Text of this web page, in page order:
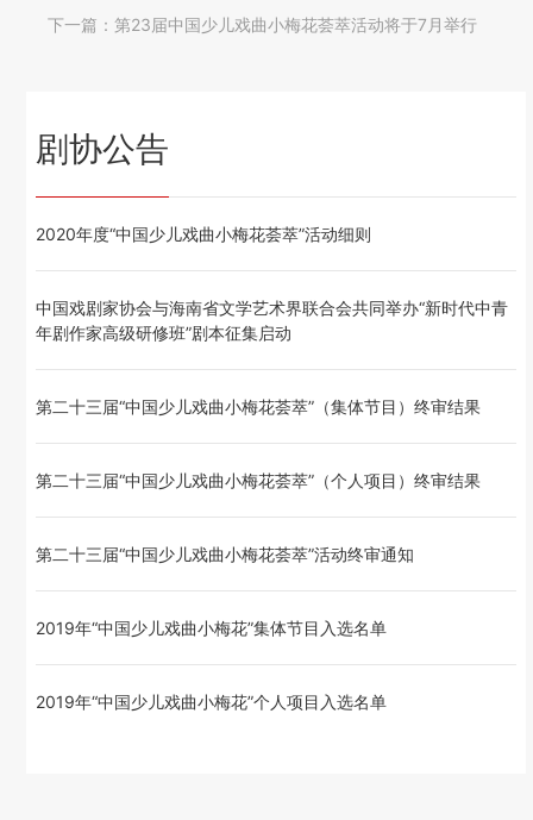
下一篇：第23届中国少儿戏曲小梅花荟萃活动将于7月举行​
剧协公告
2020年度“中国少儿戏曲小梅花荟萃”活动细则
中国戏剧家协会与海南省文学艺术界联合会共同举办“新时代中青
年剧作家高级研修班”剧本征集启动
第二十三届“中国少儿戏曲小梅花荟萃”（集体节目）终审结果
第二十三届“中国少儿戏曲小梅花荟萃”（个人项目）终审结果
第二十三届“中国少儿戏曲小梅花荟萃”活动终审通知
2019年“中国少儿戏曲小梅花”集体节目入选名单
2019年“中国少儿戏曲小梅花”个人项目入选名单